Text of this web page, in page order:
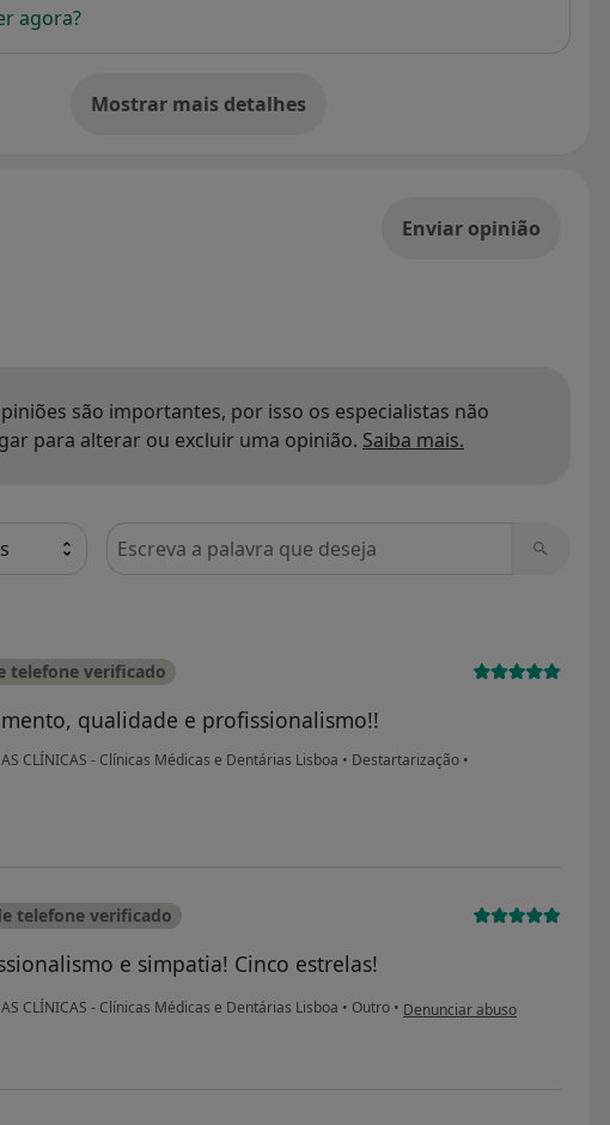
agora?
Mostrar mais detalhes
sobre o endereço
Enviar opinião
são importantes, por isso os especialistas não
para alterar ou excluir uma opinião. Saiba mais.
Pesquisar em opiniões
telefone verificado
qualidade e profissionalismo!!
AS CLÍNICAS - Clínicas Médicas e Dentárias Lisboa • Destartarização •
telefone verificado
e simpatia! Cinco estrelas!
AS CLÍNICAS - Clínicas Médicas e Dentárias Lisboa • Outro • na opinião do utilizador JM
Denunciar abuso